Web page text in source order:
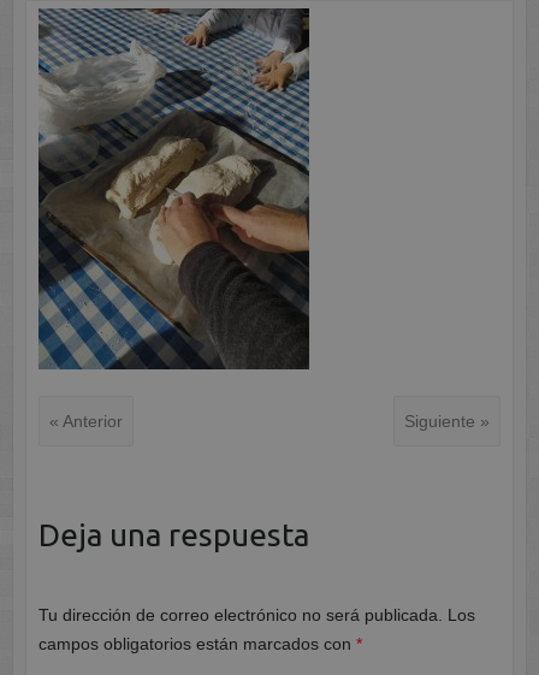
« Anterior Siguiente »
Deja una respuesta
Tu dirección de correo electrónico no será publicada.
Los
campos obligatorios están marcados con *